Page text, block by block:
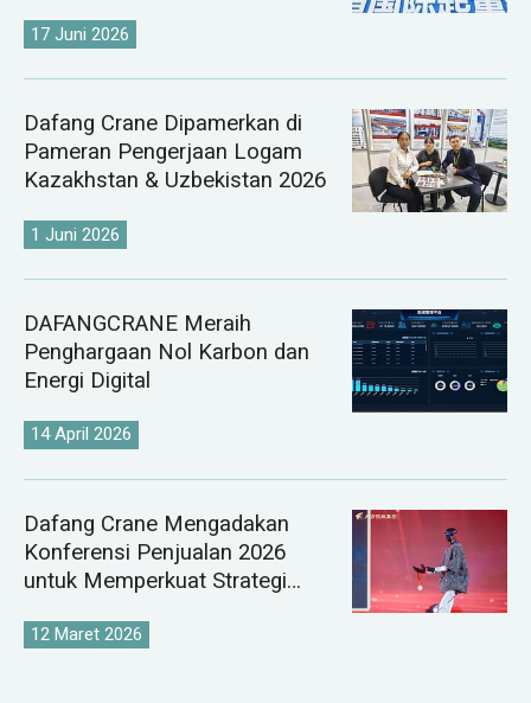
17 Juni 2026
Dafang Crane Dipamerkan di
Pameran Pengerjaan Logam
Kazakhstan & Uzbekistan 2026
1 Juni 2026
DAFANGCRANE Meraih
Penghargaan Nol Karbon dan
Energi Digital
14 April 2026
Dafang Crane Mengadakan
Konferensi Penjualan 2026
untuk Memperkuat Strategi
12 Maret 2026